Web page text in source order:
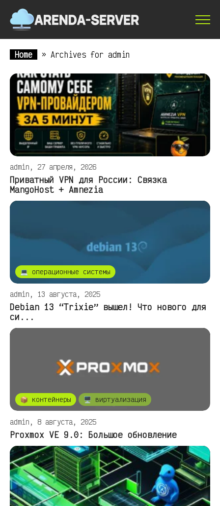
Home » Archives for admin
admin, 27 апреля, 2026
Приватный VPN для России: Связка
MangoHost + Amnezia
💻 операционные системы
admin, 13 августа, 2025
Debian 13 “Trixie” вышел! Что нового для
си...
📦 контейнеры 🖥️ виртуализация
admin, 8 августа, 2025
Proxmox VE 9.0: Большое обновление